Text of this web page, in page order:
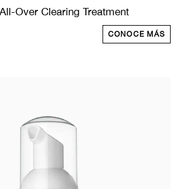
Over Clearing Treatment
CONOCE MÁS